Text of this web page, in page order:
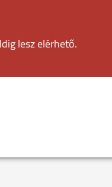
lesz elérhető.